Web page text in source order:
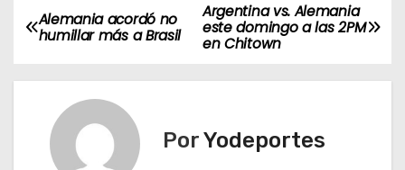
N
Argentina vs. Alemania
este domingo a las 2PM
en Chitown
Alemania acordó no
humillar más a Brasil
PorYodeportes